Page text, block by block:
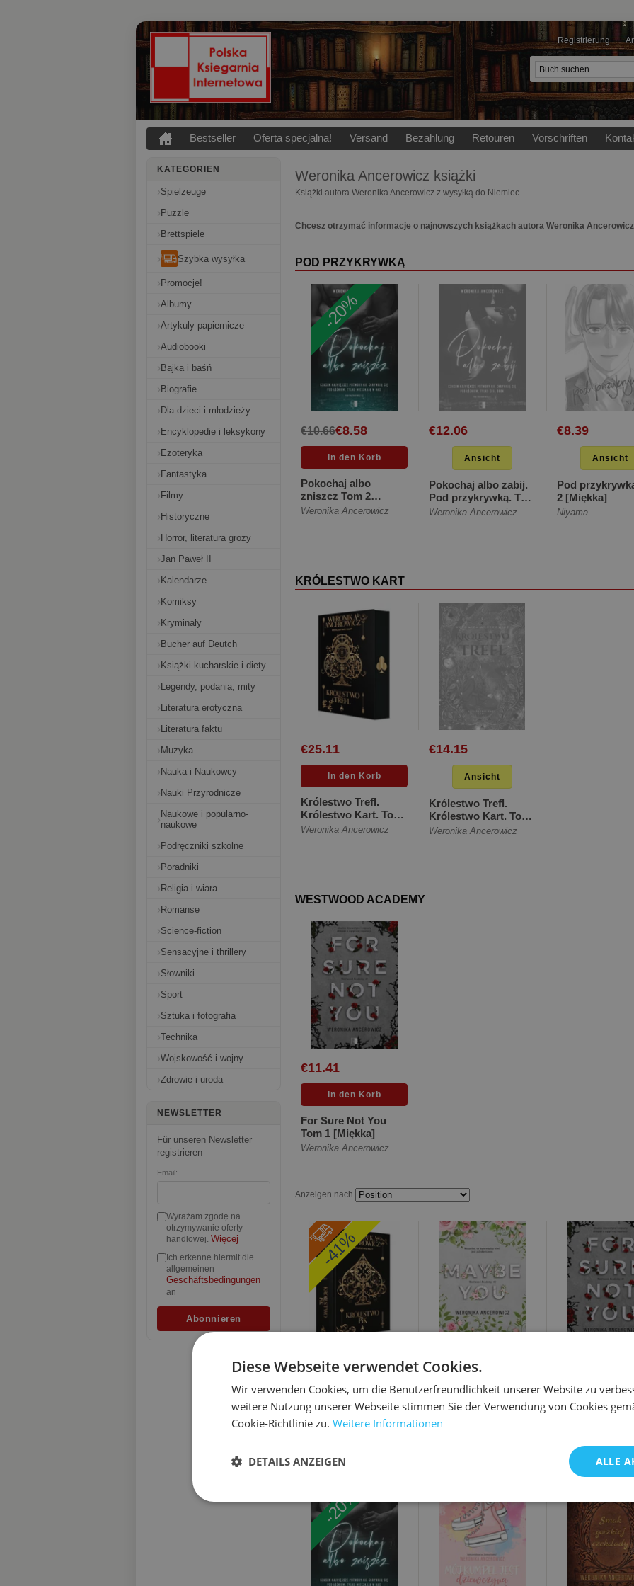
Registrierung
Bestseller Oferta specjalna! Versand Bezahlung Retouren Vorschriften
KATEGORIEN
Spielzeuge
Puzzle
Brettspiele
Szybka wysyłka
Promocje!
Albumy
Artykuly papiernicze
Audiobooki
Bajka i baśń
Biografie
Dla dzieci i młodzieży
Encyklopedie i leksykony
Ezoteryka
Fantastyka
Filmy
Historyczne
Horror, literatura grozy
Jan Paweł II
Kalendarze
Komiksy
Kryminały
Bucher auf Deutch
Książki kucharskie i diety
Legendy, podania, mity
Literatura erotyczna
Literatura faktu
Muzyka
Nauka i Naukowcy
Nauki Przyrodnicze
Naukowe i popularno-
naukowe
Podręczniki szkolne
Poradniki
Religia i wiara
Romanse
Science-fiction
Sensacyjne i thrillery
Słowniki
Sport
Sztuka i fotografia
Technika
Wojskowość i wojny
Zdrowie i uroda
NEWSLETTER
Für unseren Newsletter
registrieren
Email:
Wyrażam zgodę na
otrzymywanie oferty
handlowej. Więcej
Ich erkenne hiermit die
allgemeinen
Geschäftsbedingungen
an
Weronika Ancerowicz książki
Książki autora Weronika Ancerowicz z wysyłką do Niemiec.
Chcesz otrzymać informacje o najnowszych książkach autora Weronika
POD PRZYKRYWKĄ
-20%
€8.58
€10.66
Pokochaj albo
zniszcz Tom 2
[Miękka]
Weronika Ancerowicz
€12.06
Ansicht
Pokochaj albo zabij.
Pod przykrywką. Tom
1 [Miękka ze
Weronika Ancerowicz
€8.39
Ansicht
Pod
2 [Miękka]
Niyama
KRÓLESTWO KART
€25.11
Królestwo Trefl.
Królestwo Kart. Tom
2 (ilustrowane
Weronika Ancerowicz
€14.15
Ansicht
Królestwo Trefl.
Królestwo Kart. Tom
2 [Miękka]
Weronika Ancerowicz
WESTWOOD ACADEMY
€11.41
For Sure Not You
Tom 1 [Miękka]
Weronika Ancerowicz
Anzeigen nach
-41%
€14.91
€25.11
Królestwo Pik
[Twarda]
€11.41
Maybe You
Weronika
-20%
Diese Webseite verwendet Cookies.
Wir verwenden Cookies, um die Benutzerfreundlichkeit unserer Website zu
weitere Nutzung unserer Webseite stimmen Sie der Verwendung von Cookies
Cookie-Richtlinie zu. Weitere Informationen
ALLE
DETAILS ANZEIGEN